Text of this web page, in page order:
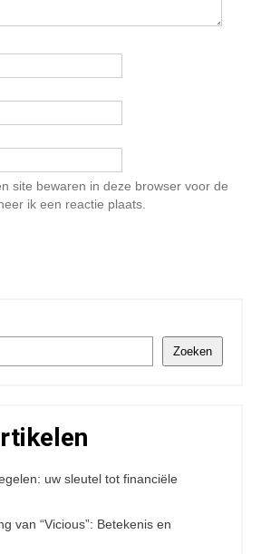
site bewaren in deze browser voor de
ik een reactie plaats.
Zoeken
uw sleutel tot financiële
van “Vicious”: Betekenis en